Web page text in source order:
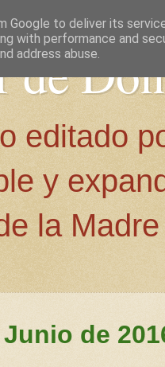
de
editado
y
la
de
Google to deliver its
with performance and
address abuse.